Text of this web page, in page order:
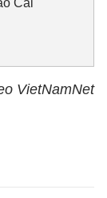
Cai
VietNamNet